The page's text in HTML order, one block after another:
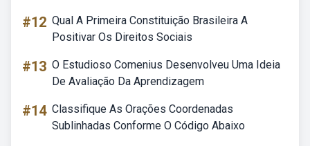
#12 Qual A Primeira Constituição Brasileira A
Positivar Os Direitos Sociais
#13 O Estudioso Comenius Desenvolveu Uma Ideia
De Avaliação Da Aprendizagem
#14 Classifique As Orações Coordenadas
Sublinhadas Conforme O Código Abaixo